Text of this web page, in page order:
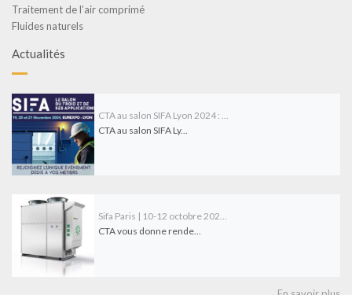
Traitement de l’air comprimé
Fluides naturels
Actualités
CTA au salon SIFA Lyon 2024 : ...
CTA au salon SIFA Ly...
Sifa Paris | 10-12 octobre 202...
CTA vous donne rende...